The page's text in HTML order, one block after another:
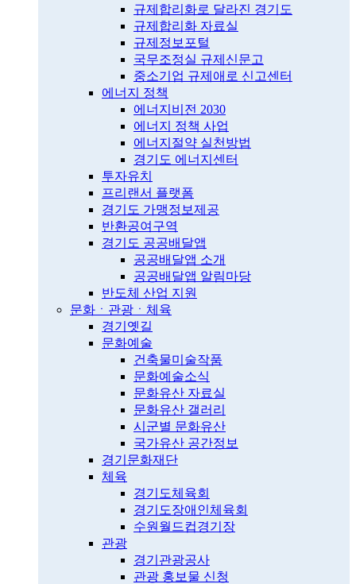
규제합리화로 달라진 경기도
규제합리화 자료실
규제정보포털
국무조정실 규제신문고
중소기업 규제애로 신고센터
에너지 정책
에너지비전 2030
에너지 정책 사업
에너지절약 실천방법
경기도 에너지센터
투자유치
프리랜서 플랫폼
경기도 가맹정보제공
반환공여구역
경기도 공공배달앱
공공배달앱 소개
공공배달앱 알림마당
반도체 산업 지원
문화ㆍ관광ㆍ체육
경기옛길
문화예술
건축물미술작품
문화예술소식
문화유산 자료실
문화유산 갤러리
시군별 문화유산
국가유산 공간정보
경기문화재단
체육
경기도체육회
경기도장애인체육회
수원월드컵경기장
관광
경기관광공사
관광 홍보물 신청